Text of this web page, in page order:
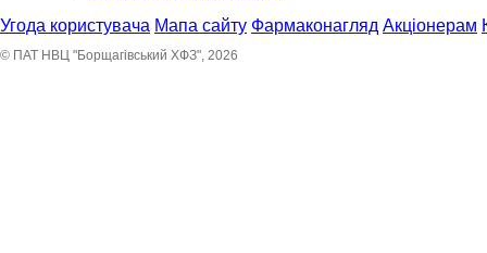
Угода користувача Мапа сайту Фармаконагляд Акціонерам
© ПАТ НВЦ "Борщагівський ХФЗ", 2026